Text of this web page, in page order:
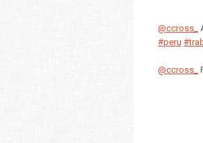
@ccross_
#peru
@ccross_